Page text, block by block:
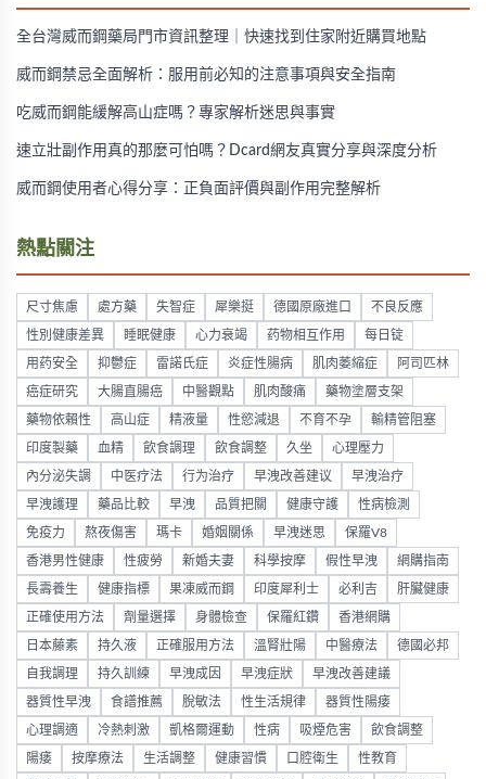
全台灣威而鋼藥局門市資訊整理｜快速找到住家附近購買地點
威而鋼禁忌全面解析：服用前必知的注意事項與安全指南
吃威而鋼能緩解高山症嗎？專家解析迷思與事實
速立壯副作用真的那麼可怕嗎？Dcard網友真實分享與深度分析
威而鋼使用者心得分享：正負面評價與副作用完整解析
熱點關注
尺寸焦慮 處方藥 失智症 犀樂挺 德國原廠進口 不良反應
性別健康差異 睡眠健康 心力衰竭 药物相互作用 每日锭
用药安全 抑鬱症 雷諾氏症 炎症性腸病 肌肉萎縮症 阿司匹林
癌症研究 大腸直腸癌 中醫觀點 肌肉酸痛 藥物塗層支架
藥物依賴性 高山症 精液量 性慾減退 不育不孕 輸精管阻塞
印度製藥 血精 飲食調理 飲食調整 久坐 心理壓力
內分泌失調 中医疗法 行为治疗 早洩改善建议 早洩治疗
早洩護理 藥品比較 早洩 品質把關 健康守護 性病檢測
免疫力 熬夜傷害 瑪卡 婚姻關係 早洩迷思 保羅V8
香港男性健康 性疲勞 新婚夫妻 科學按摩 假性早洩 網購指南
長壽養生 健康指標 果凍威而鋼 印度犀利士 必利吉 肝臟健康
正確使用方法 劑量選擇 身體檢查 保羅紅鑽 香港網購
日本藤素 持久液 正確服用方法 溫腎壯陽 中醫療法 德國必邦
自我調理 持久訓練 早洩成因 早洩症狀 早洩改善建議
器質性早洩 食譜推薦 脫敏法 性生活規律 器質性陽痿
心理調適 冷熱刺激 凱格爾運動 性病 吸煙危害 飲食調整
陽痿 按摩療法 生活調整 健康習慣 口腔衛生 性教育